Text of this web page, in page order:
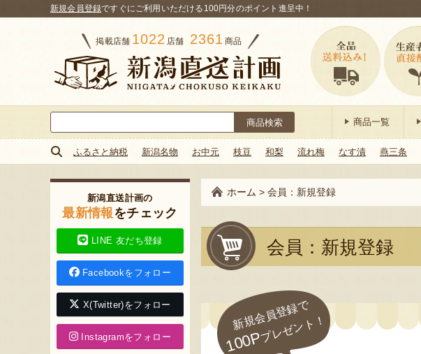
新規会員登録ですぐにご利用いただける100円分のポイント進呈中！
掲載店舗 1022 店舗 2361 商品
索:
商品一覧
ふるさと納税 新潟名物 お中元 枝豆 和梨 流れ梅 なす漬 燕三条
ホーム > 会員：新規登録
会員：新規登録
新規会員登録で
100Pプレゼント！
新潟直送計画の
最新情報をチェック
LINE 友だち登録
Facebookをフォロー
X(Twitter)をフォロー
Instagramをフォロー